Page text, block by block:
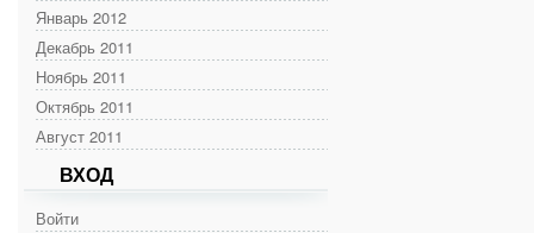
Январь 2012
Декабрь 2011
Ноябрь 2011
Октябрь 2011
Август 2011
ВХОД
Войти